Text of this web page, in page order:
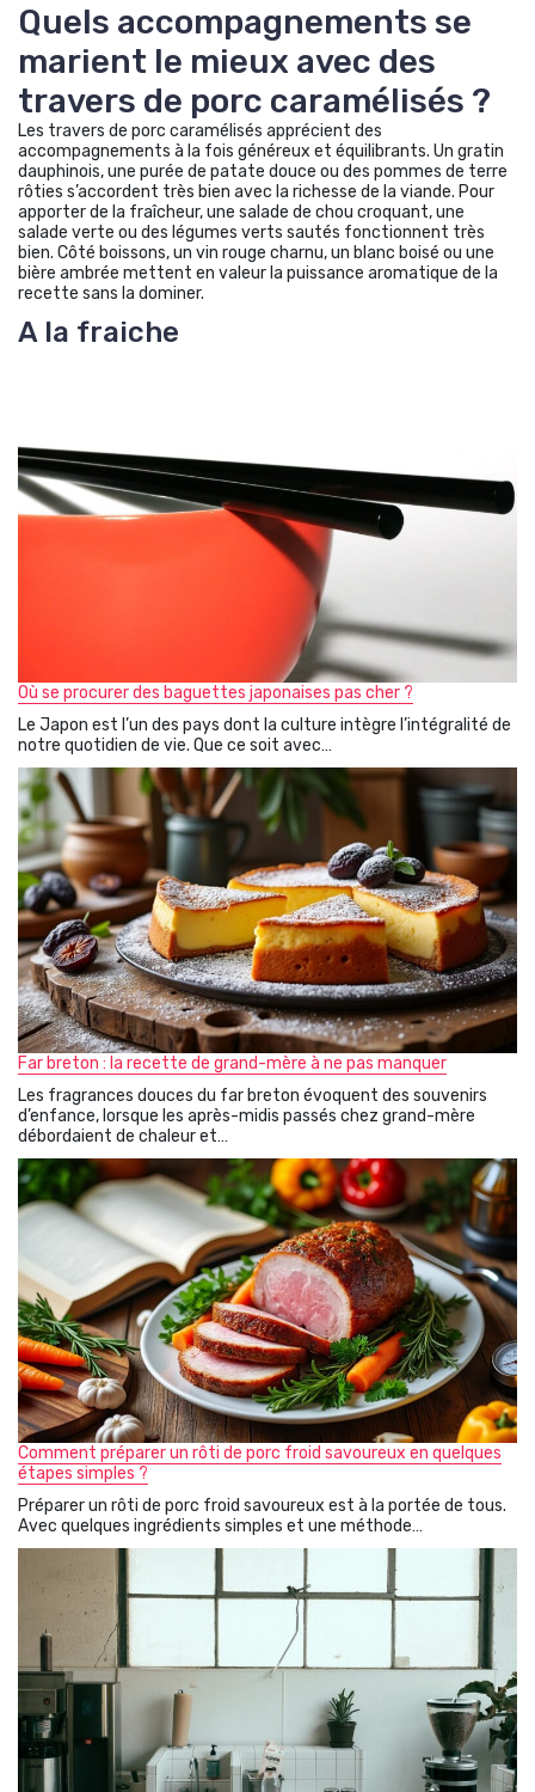
Quels accompagnements se
marient le mieux avec des
travers de porc caramélisés ?
Les travers de porc caramélisés apprécient des
accompagnements à la fois généreux et équilibrants. Un gratin
dauphinois, une purée de patate douce ou des pommes de terre
rôties s’accordent très bien avec la richesse de la viande. Pour
apporter de la fraîcheur, une salade de chou croquant, une
salade verte ou des légumes verts sautés fonctionnent très
bien. Côté boissons, un vin rouge charnu, un blanc boisé ou une
bière ambrée mettent en valeur la puissance aromatique de la
recette sans la dominer.
A la fraiche
Où se procurer des baguettes japonaises pas cher ?
Le Japon est l’un des pays dont la culture intègre l’intégralité de
notre quotidien de vie. Que ce soit avec…
Far breton : la recette de grand-mère à ne pas manquer
Les fragrances douces du far breton évoquent des souvenirs
d’enfance, lorsque les après-midis passés chez grand-mère
débordaient de chaleur et…
Comment préparer un rôti de porc froid savoureux en quelques
étapes simples ?
Préparer un rôti de porc froid savoureux est à la portée de tous.
Avec quelques ingrédients simples et une méthode…